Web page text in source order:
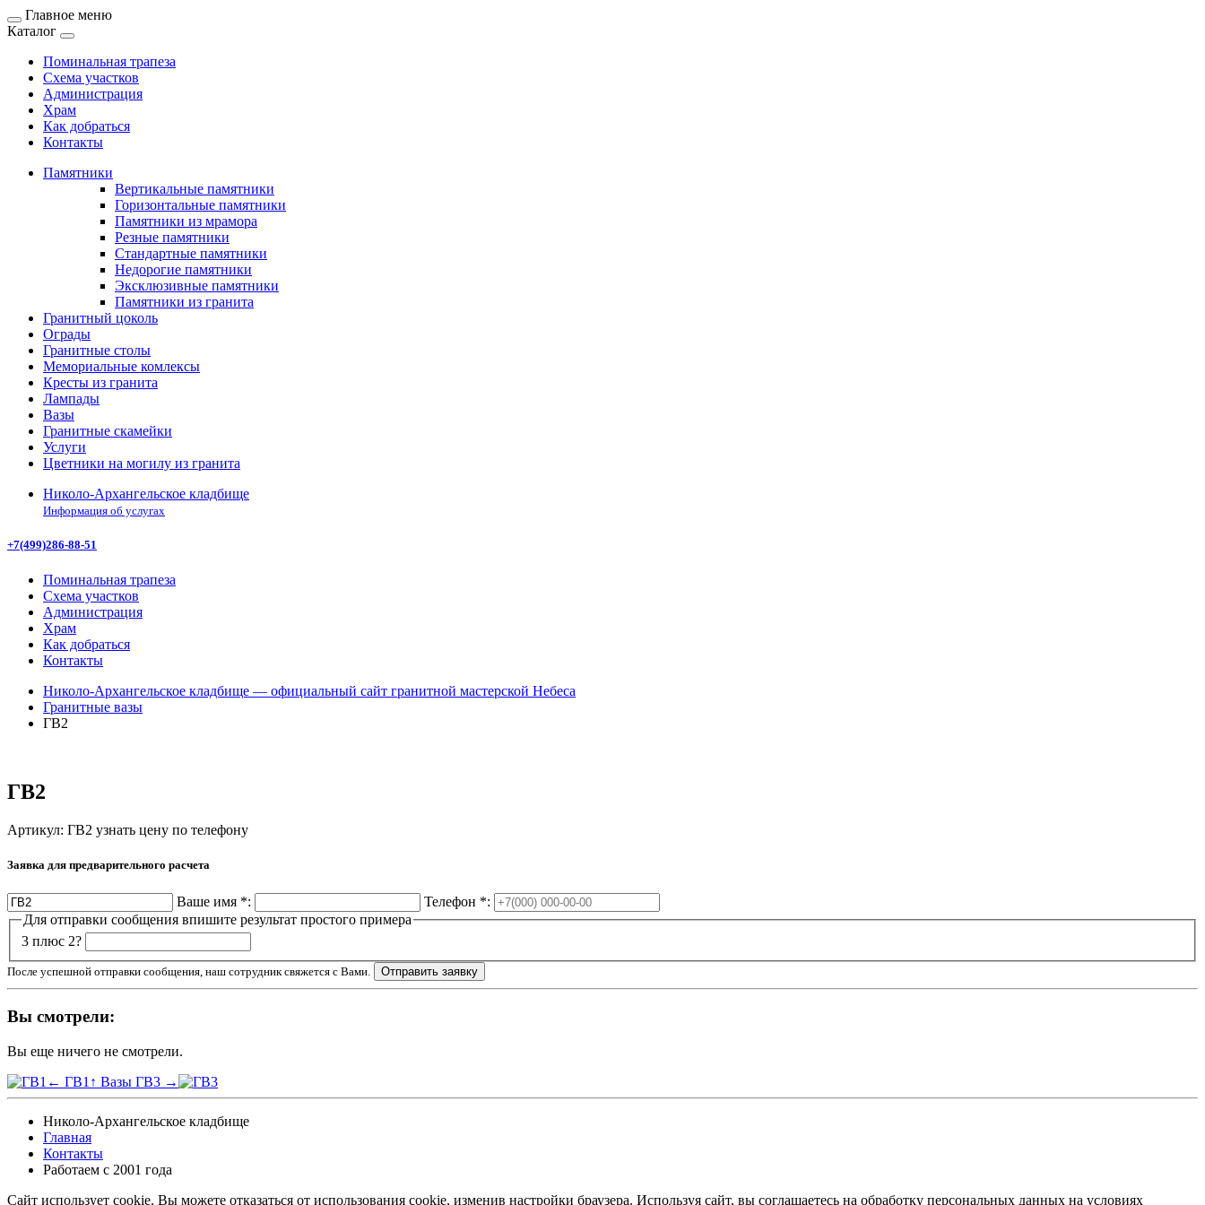
Главное меню
Каталог
Поминальная трапеза
Схема участков
Администрация
Храм
Как добраться
Контакты
Памятники
Вертикальные памятники
Горизонтальные памятники
Памятники из мрамора
Резные памятники
Стандартные памятники
Недорогие памятники
Эксклюзивные памятники
Памятники из гранита
Гранитный цоколь
Ограды
Гранитные столы
Мемориальные комлексы
Кресты из гранита
Лампады
Вазы
Гранитные скамейки
Услуги
Цветники на могилу из гранита
Николо-Архангельское кладбище
Информация об услугах
+7(499)286-88-51
Поминальная трапеза
Схема участков
Администрация
Храм
Как добраться
Контакты
Николо-Архангельское кладбище — официальный сайт гранитной мастерской Небеса
Гранитные вазы
ГВ2
ГВ2
Артикул: ГВ2 узнать цену по телефону
Заявка для предварительного расчета
Ваше имя *: Телефон *:
Для отправки сообщения впишите результат простого примера
3 плюс 2?
После успешной отправки сообщения, наш сотрудник свяжется с Вами.
Вы смотрели:
Вы еще ничего не смотрели.
← ГВ1 ↑ Вазы ГВ3 →
Николо-Архангельское кладбище
Главная
Контакты
Работаем с 2001 года
Сайт использует cookie. Вы можете отказаться от использования cookie, изменив настройки браузера. Используя сайт, вы соглашаетесь на обработку персональных данных на условиях